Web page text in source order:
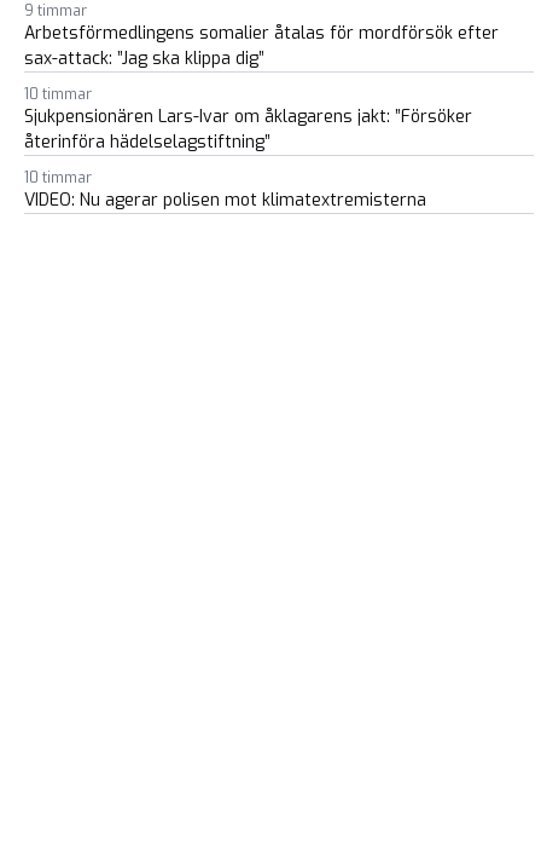
9 timmar
Arbetsförmedlingens somalier åtalas för mordförsök efter
sax-attack: ”Jag ska klippa dig”
10 timmar
Sjukpensionären Lars-Ivar om åklagarens jakt: ”Försöker
återinföra hädelselagstiftning”
10 timmar
VIDEO: Nu agerar polisen mot klimatextremisterna